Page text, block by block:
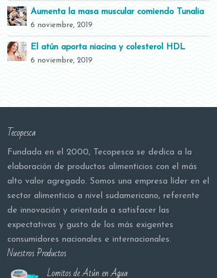
Aumenta la masa muscular comiendo Tunalia
6 noviembre, 2019
El atún aporta niacina y colesterol HDL
6 noviembre, 2019
Tecopesca
Fundada en el 2000, Tecopesca se dedica a la
elaboración de productos alimenticios con el más
alto valor agregado. Somos una empresa líder en el
sector alimenticio a nivel sudamericano, referente
de innovación y orientada a satisfacer las
expectativas y gusto de los más exigentes
consumidores nacionales e internacionales.
Nuestros Productos
Lomitos de Atún en Agua